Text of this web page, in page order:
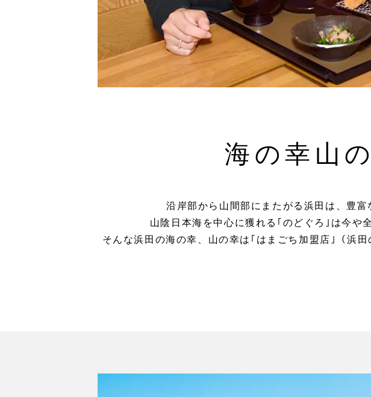
海の幸山
沿岸部から山間部にまたがる浜田は、豊
山陰日本海を中心に獲れる｢のどぐろ｣は今や
そんな浜田の海の幸、山の幸は｢はまごち加盟店｣（浜